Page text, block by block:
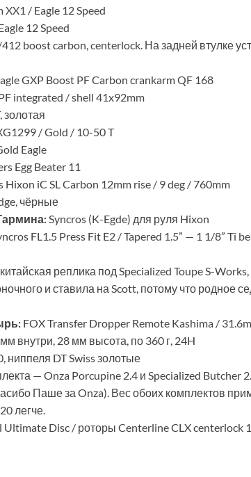
XX1 / Eagle 12 Speed
12 Speed
boost carbon, centerlock. На задней втулке
GXP Boost PF Carbon crankarm QF 168
integrated / shell 41x92mm
золотая
/ Gold / 10-50 T
Eagle
Egg Beater 11
Hixon iC SL Carbon 12mm rise / 9 deg / 760mm
чёрные
Syncros (K-Egde) для руля Hixon
FL1.5 Press Fit E2 / Tapered 1.5” — 1 1/8” Ti
реплика под Specialized Toupe S-
и ставила на Scott, потому что родное
FOX Transfer Dropper Remote Kashima /
внутри, 28 мм высота, по 360 г, 24H
ниппеля DT Swiss золотые
— Onza Porcupine 2.4 и Specialized Butcher
Паше за Onza). Вес обоих комплектов
легче.
Ultimate Disc / роторы Centerline CLX centerlock